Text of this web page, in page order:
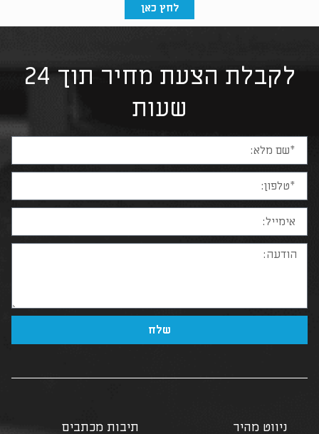
לחץ כאן
לקבלת הצעת מחיר תוך 24
שעות
שלח
ניווט מהיר תיבות מכתבים